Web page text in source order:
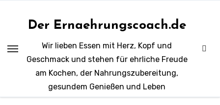
Der Ernaehrungscoach.de
Wir lieben Essen mit Herz, Kopf und
Geschmack und stehen für ehrliche Freude
am Kochen, der Nahrungszubereitung,
gesundem Genießen und Leben